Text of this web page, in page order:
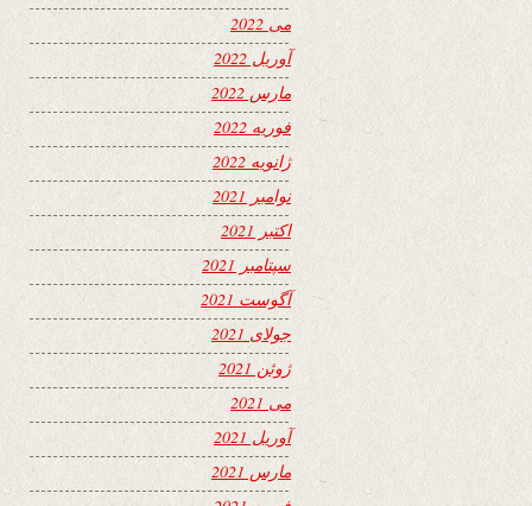
می 2022
آوریل 2022
مارس 2022
فوریه 2022
ژانویه 2022
نوامبر 2021
اکتبر 2021
سپتامبر 2021
آگوست 2021
جولای 2021
ژوئن 2021
می 2021
آوریل 2021
مارس 2021